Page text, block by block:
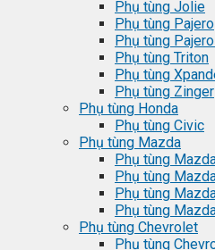
Phụ tùng Jolie
Phụ tùng Pajero
Phụ tùng
Phụ tùng Triton
Phụ tùng
Phụ tùng Zinger
Phụ tùng Honda
Phụ tùng Civic
Phụ tùng Mazda
Phụ tùng
Phụ tùng
Phụ tùng
Phụ tùng
Phụ tùng Chevrolet
Phụ tùng